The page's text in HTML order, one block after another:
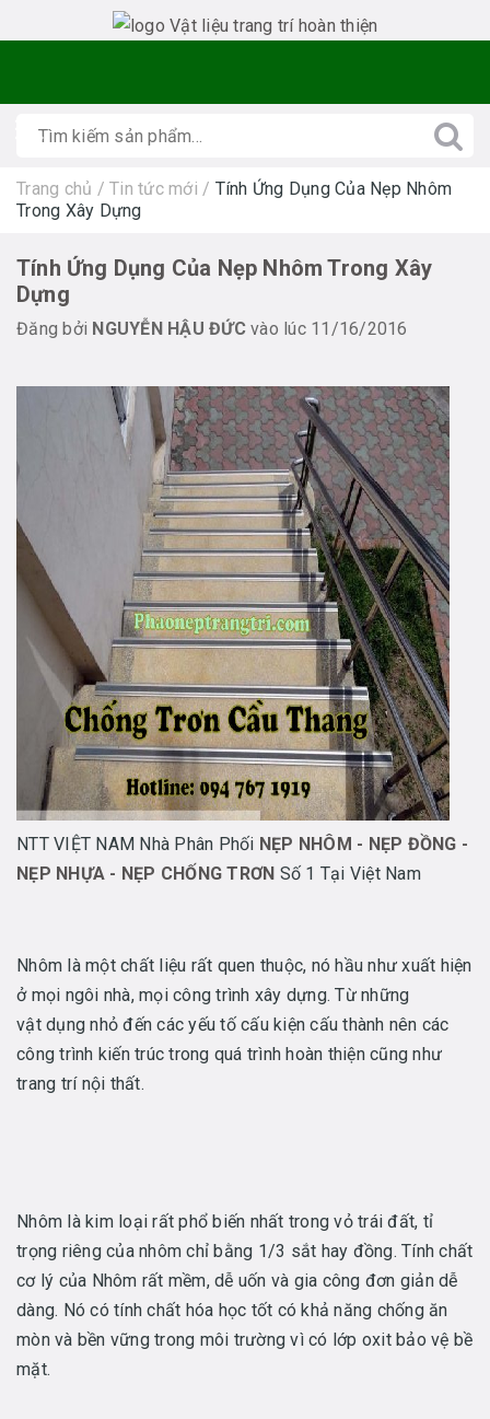
Trang chủ / Tin tức mới / Tính Ứng Dụng Của Nẹp Nhôm
Trong Xây Dựng
Tính Ứng Dụng Của Nẹp Nhôm Trong Xây
Dựng
Đăng bởi NGUYỄN HẬU ĐỨCvào lúc 11/16/2016
NTT VIỆT NAM Nhà Phân Phối NẸP NHÔM - NẸP ĐỒNG -
NẸP NHỰA - NẸP CHỐNG TRƠN Số 1 Tại Việt Nam
Nhôm là một chất liệu rất quen thuộc, nó hầu như xuất hiện
ở mọi ngôi nhà, mọi công trình xây dựng. Từ những
vật dụng nhỏ đến các yếu tố cấu kiện cấu thành nên các
công trình kiến trúc trong quá trình hoàn thiện cũng như
trang trí nội thất.
Nhôm là kim loại rất phổ biến nhất trong vỏ trái đất, tỉ
trọng riêng của nhôm chỉ bằng 1/3 sắt hay đồng. Tính chất
cơ lý của Nhôm rất mềm, dễ uốn và gia công đơn giản dễ
dàng. Nó có tính chất hóa học tốt có khả năng chống ăn
mòn và bền vững trong môi trường vì có lớp oxit bảo vệ bề
mặt.